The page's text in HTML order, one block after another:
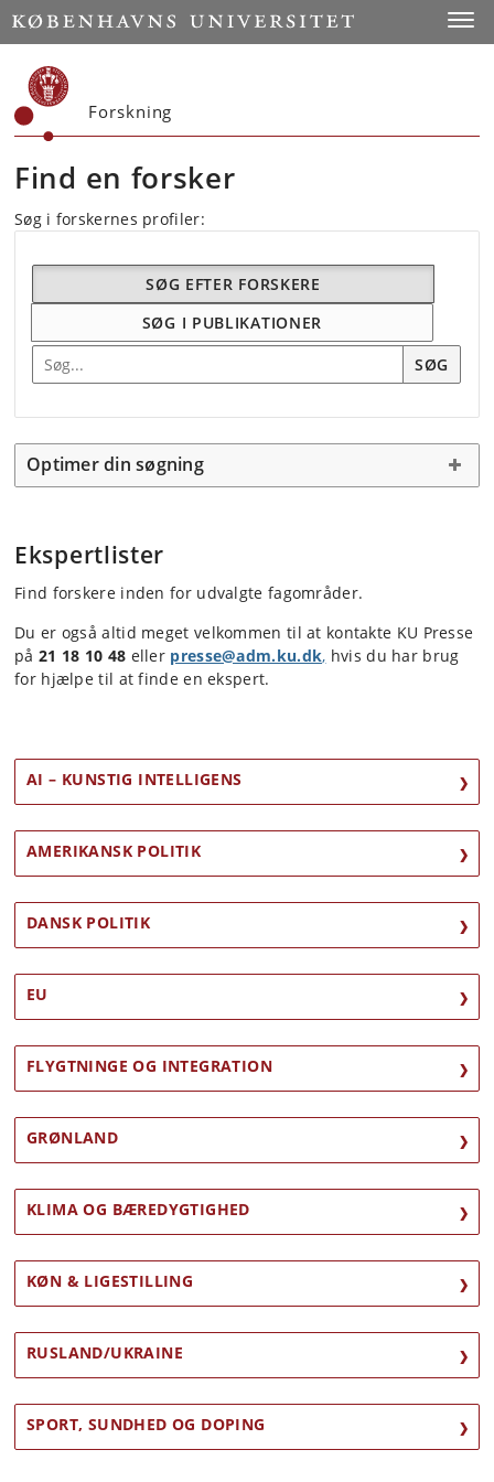
Start
Forskning
Find en forsker
Søg i forskernes profiler:
SØG EFTER FORSKERE
SØG I PUBLIKATIONER
Søg efter forskning
SØG
Optimer din søgning
Ekspertlister
Find forskere inden for udvalgte fagområder.
Du er også altid meget velkommen til at kontakte KU Presse
på 21 18 10 48 eller presse@adm.ku.dk, hvis du har brug
for hjælpe til at finde en ekspert.
AI – KUNSTIG INTELLIGENS
AMERIKANSK POLITIK
DANSK POLITIK
EU
FLYGTNINGE OG INTEGRATION
GRØNLAND
KLIMA OG BÆREDYGTIGHED
KØN & LIGESTILLING
RUSLAND/UKRAINE
SPORT, SUNDHED OG DOPING